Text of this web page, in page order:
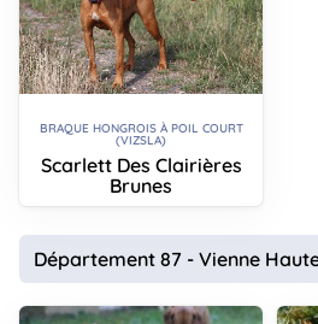
BRAQUE HONGROIS À POIL COURT
(VIZSLA)
Scarlett Des Clairières
Brunes
Département 87 - Vienne